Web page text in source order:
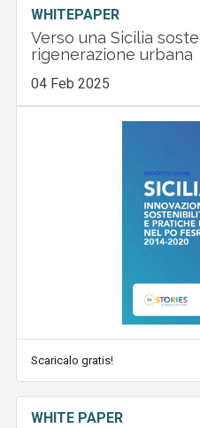
WHITEPAPER
Verso una Sicilia
rigenerazione urbana
04 Feb 2025
Scaricalo gratis!
WHITE PAPER